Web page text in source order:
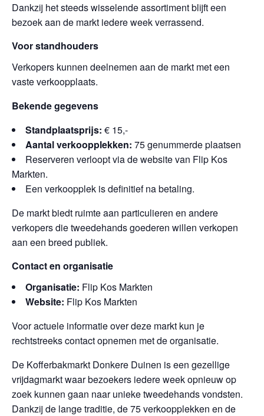
Dankzij het steeds wisselende assortiment blijft een
bezoek aan de markt iedere week verrassend.
Voor standhouders
Verkopers kunnen deelnemen aan de markt met een
vaste verkoopplaats.
Bekende gegevens
Standplaatsprijs: € 15,-
Aantal verkoopplekken: 75 genummerde plaatsen
Reserveren verloopt via de website van Flip Kos
Markten.
Een verkoopplek is definitief na betaling.
De markt biedt ruimte aan particulieren en andere
verkopers die tweedehands goederen willen verkopen
aan een breed publiek.
Contact en organisatie
Organisatie: Flip Kos Markten
Website: Flip Kos Markten
Voor actuele informatie over deze markt kun je
rechtstreeks contact opnemen met de organisatie.
De Kofferbakmarkt Donkere Duinen is een gezellige
vrijdagmarkt waar bezoekers iedere week opnieuw op
zoek kunnen gaan naar unieke tweedehands vondsten.
Dankzij de lange traditie, de 75 verkoopplekken en de